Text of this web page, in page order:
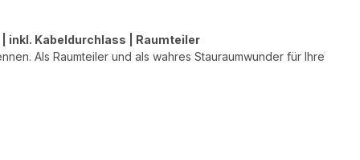
inkl. Kabeldurchlass | Raumteiler
Als Raumteiler und als wahres Stauraumwunder für Ihre